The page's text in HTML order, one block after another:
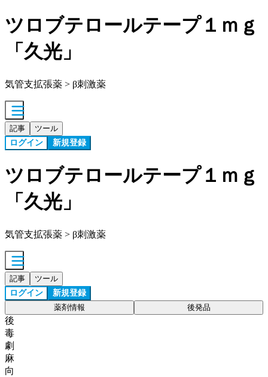
ツロブテロールテープ１ｍｇ
「久光」
気管支拡張薬 > β刺激薬
記事 ツール
ログイン 新規登録
ツロブテロールテープ１ｍｇ
「久光」
気管支拡張薬 > β刺激薬
記事 ツール
ログイン 新規登録
薬剤情報 後発品
後
毒
劇
麻
向